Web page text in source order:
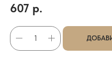
607 р.